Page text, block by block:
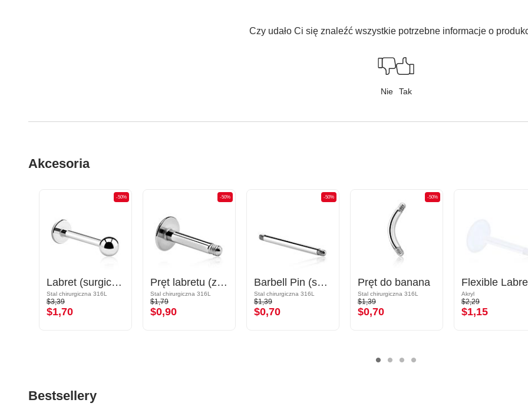
Czy udało Ci się znaleźć wszystkie potrzebne informacje o
Nie Tak
Akcesoria
-50%
Labret (surgical steel, silver, shiny finish)
Stal chirurgiczna 316L
$3,39
$1,70
-50%
Pręt labretu (ze stali chirurgicznej, srebrny, błyszczące wykończenie)
Stal chirurgiczna 316L
$1,79
$0,90
-50%
Barbell Pin (surgical steel, silver, shiny finish)
Stal chirurgiczna 316L
$1,39
$0,70
-50%
Pręt do banana
Stal chirurgiczna 316L
$1,39
$0,70
Akryl
$2,29
$1,15
Bestsellery